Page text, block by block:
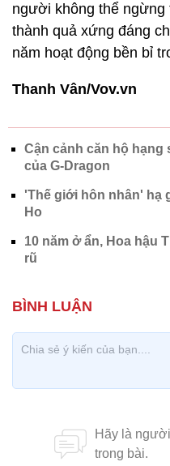
người không thể
thành quả xứng đáng
năm hoạt động bền bỉ
Thanh Vân/Vov.vn
Cận cảnh căn hộ hạng
của G-Dragon
'Thế giới hôn nhân' hạ
Ho
10 năm ở ẩn, Hoa hậu
rũ